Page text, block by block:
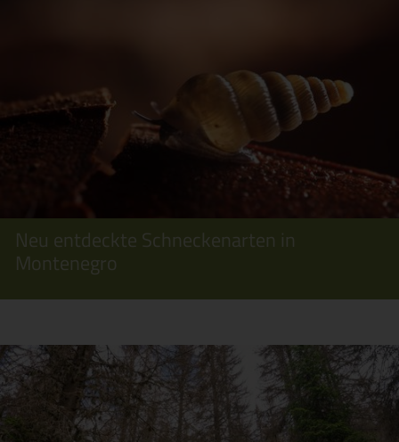
Neu entdeckte Schneckenarten in
Montenegro